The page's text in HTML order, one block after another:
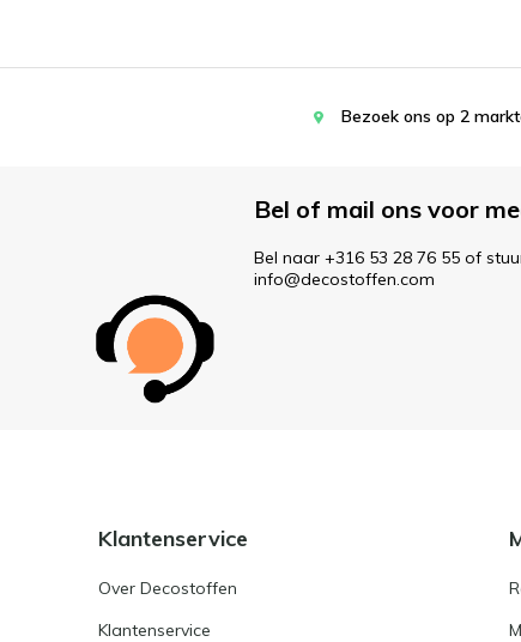
Bezoek ons op 2
Bel of mail ons voor
Bel naar +316 53 28 76 55 of
info@decostoffen.com
Klantenservice
Over Decostoffen
Klantenservice